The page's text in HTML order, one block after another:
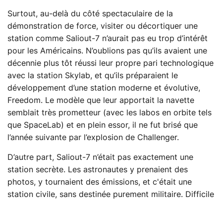
Surtout, au-delà du côté spectaculaire de la
démonstration de force, visiter ou décortiquer une
station comme Saliout-7 n’aurait pas eu trop d’intérêt
pour les Américains. N’oublions pas qu’ils avaient une
décennie plus tôt réussi leur propre pari technologique
avec la station Skylab, et qu’ils préparaient le
développement d’une station moderne et évolutive,
Freedom. Le modèle que leur apportait la navette
semblait très prometteur (avec les labos en orbite tels
que SpaceLab) et en plein essor, il ne fut brisé que
l’année suivante par l’explosion de Challenger.
D’autre part, Saliout-7 n’était pas exactement une
station secrète. Les astronautes y prenaient des
photos, y tournaient des émissions, et c'était une
station civile, sans destinée purement militaire. Difficile